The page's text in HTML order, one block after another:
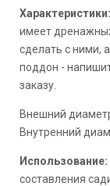
Характеристики:
имеет
сделать с ними,
поддон -
заказу.
Внешний
Внутренний
Использование:
составления